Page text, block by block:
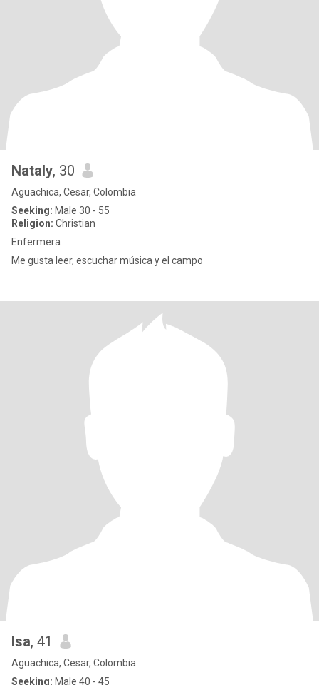
Nataly, 30
Aguachica, Cesar, Colombia
Seeking: Male 30 - 55
Religion: Christian
Enfermera
Me gusta leer, escuchar música y el campo
Isa, 41
Aguachica, Cesar, Colombia
Seeking: Male 40 - 45